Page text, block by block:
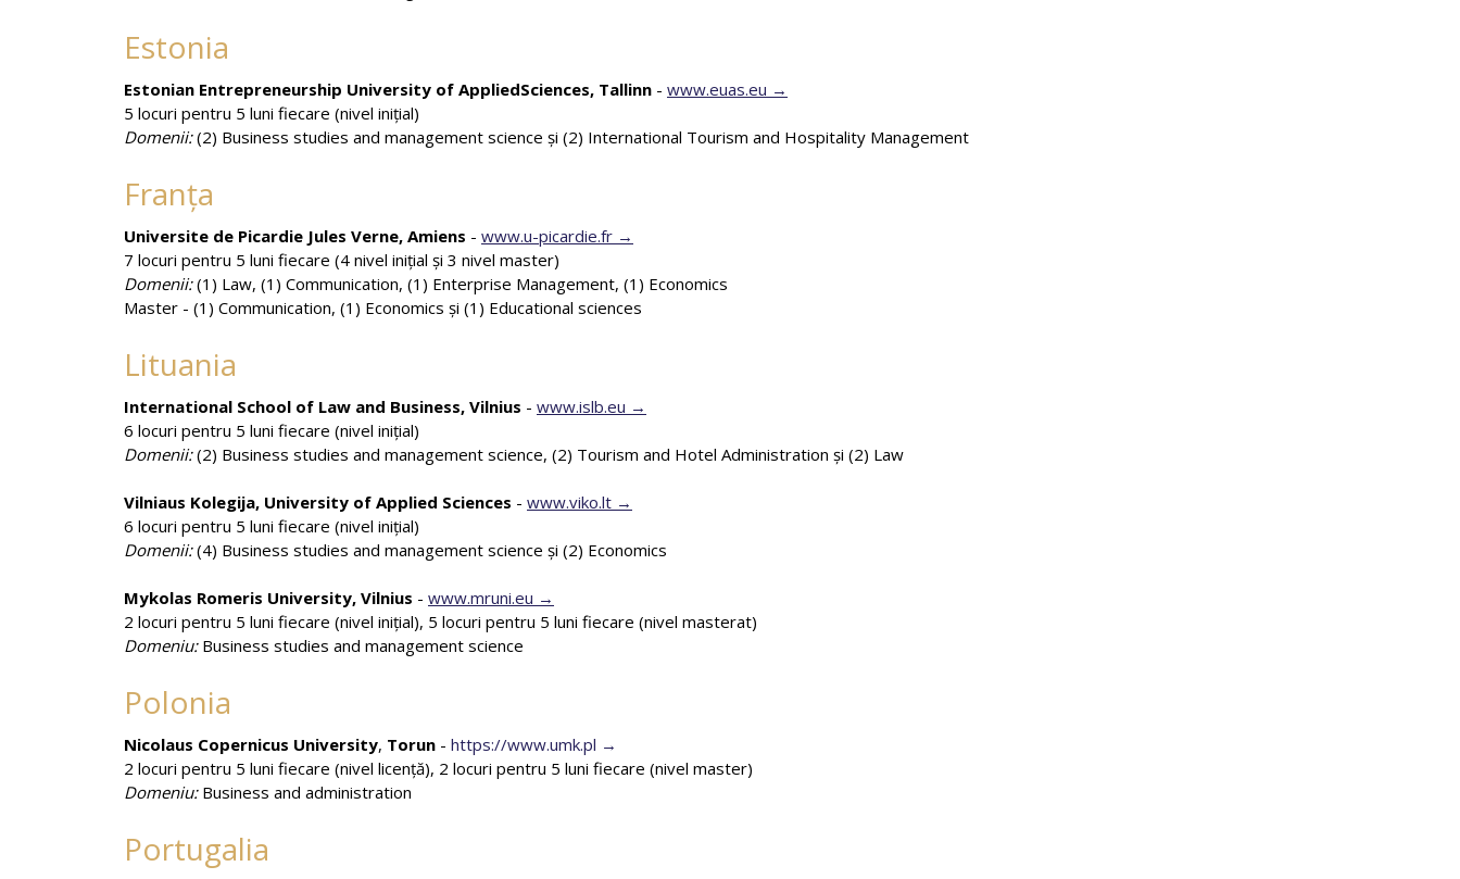
Estonia
Estonian Entrepreneurship University of AppliedSciences, Tallinn - www.euas.eu
5 locuri pentru 5 luni fiecare (nivel iniţial)
Domenii:(2) Business studies and management science şi (2) International Tourism and Hospitality Management
Franţa
Universite de Picardie Jules Verne, Amiens - www.u-picardie.fr
7 locuri pentru 5 luni fiecare (4 nivel iniţial şi 3 nivel master)
Domenii:(1) Law, (1) Communication, (1) Enterprise Management, (1) Economics
Master - (1) Communication, (1) Economics și (1) Educational sciences
Lituania
International School of Law and Business, Vilnius - www.islb.eu
6 locuri pentru 5 luni fiecare (nivel iniţial)
Domenii:(2) Business studies and management science, (2) Tourism and Hotel Administration şi (2) Law
Vilniaus Kolegija, University of Applied Sciences - www.viko.lt
6 locuri pentru 5 luni fiecare (nivel iniţial)
Domenii:(4) Business studies and management science şi (2) Economics
Mykolas Romeris University, Vilnius - www.mruni.eu
2 locuri pentru 5 luni fiecare (nivel iniţial), 5 locuri pentru 5 luni fiecare (nivel masterat)
Domeniu:Business studies and management science
Polonia
Nicolaus Copernicus University, Torun - https://www.umk.pl
2 locuri pentru 5 luni fiecare (nivel licență), 2 locuri pentru 5 luni fiecare (nivel master)
Domeniu:Business and administration
Portugalia